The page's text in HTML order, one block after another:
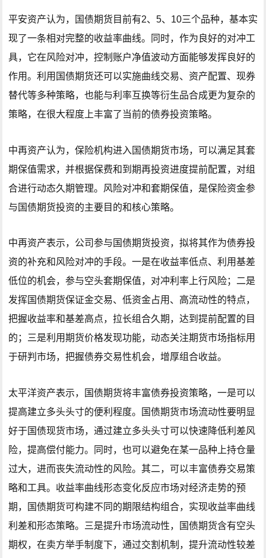
平安资产认为，国债期货目前有2、5、10三个品种，基本实
现了一条相对完整的收益率曲线。同时，作为良好的对冲工
具，它在风险对冲，控制账户净值波动方面能够发挥良好的
作用。利用国债期货还可以实施曲线交易、资产配置、现券
替代等多种策略，也能与利率互换等衍生品合成更为复杂的
策略，在很大程度上丰富了当前的债券投资策略。
中再资产认为，保险机构进入国债期货市场，可以满足其套
期保值需求，并根据保费和到期再投资进度提前配置，对组
合进行动态久期管理。风险对冲和套期保值，是保险资金参
与国债期货投资的主要目的和核心策略。
中再资产表示，公司参与国债期货投资，拟将其作为债券投
资的补充和风险对冲的手段。一是在收益率低点、利用基差
低位的机会，参与空头套期保值，对冲利率上行风险；二是
发挥国债期货保证金交易、低资金占用、高流动性的特点，
把握收益率和基差高点，拉长组合久期，达到提前配置的目
的；三是利用期货价格发现功能，动态关注期货市场指标用
于研判市场，把握债券交易性机会，增厚组合收益。
太平洋资产表示，国债期货将丰富债券投资策略，一是可以
提高建立多头头寸的便利程度。国债期货市场流动性要明显
好于国债现货市场，通过建立多头头寸可以快速降低利差风
险，提高偿付能力。同时，也可以避免在某一品种上持仓量
过大，进而丧失流动性的风险。其二，可以丰富债券交易策
略和工具。收益率曲线形态变化反应市场对经济走势的预
期，国债期货可构建不同的期限结构组合，实现收益率曲线
利差和形态策略。三是提升市场流动性，国债期货含有空头
期权，在卖方举手制度下，通过交割机制，提升流动性较差